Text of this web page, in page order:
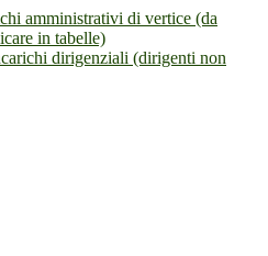
amministrativi di vertice (da
in tabelle)
dirigenziali (dirigenti non